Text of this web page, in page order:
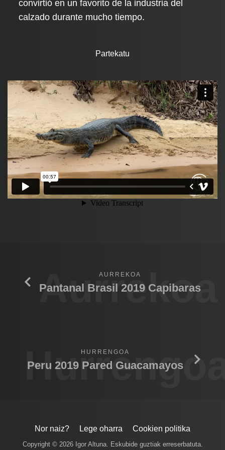
convirtió en un favorito de la industria del
calzado durante mucho tiempo.
Partekatu
Aurrekoa
AURREKOA
Pantanal Brasil 2019 Capibaras
HURRENGOA
Peru 2019 Pared Guacamayos
Nor naiz? Lege oharra Cookien politika
Copyright © 2026 Igor Altuna. Eskubide guztiak erreserbatuta.